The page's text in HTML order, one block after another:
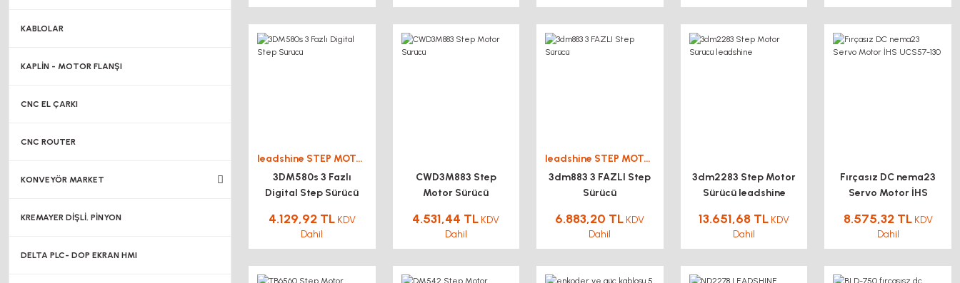
KABLOLAR
KAPLİN - MOTOR FLANŞI
CNC EL ÇARKI
CNC ROUTER
KONVEYÖR MARKET
KREMAYER DİŞLİ, PİNYON
DELTA PLC- DOP EKRAN HMI
leadshine STEP MOTOR DRİVER SÜRÜCÜ
3DM580s 3 Fazlı
Digital Step Sürücü
4.129,92 TL KDV
Dahil
CWD3M883 Step
Motor Sürücü
4.531,44 TL KDV
Dahil
leadshine STEP MOTOR DRİVER SÜRÜCÜ
3dm883 3 FAZLI Step
Sürücü
6.883,20 TL KDV
Dahil
3dm2283 Step Motor
Sürücü leadshine
13.651,68 TL KDV
Dahil
Fırçasız DC nema23
Servo Motor İHS
8.575,32 TL KDV
Dahil